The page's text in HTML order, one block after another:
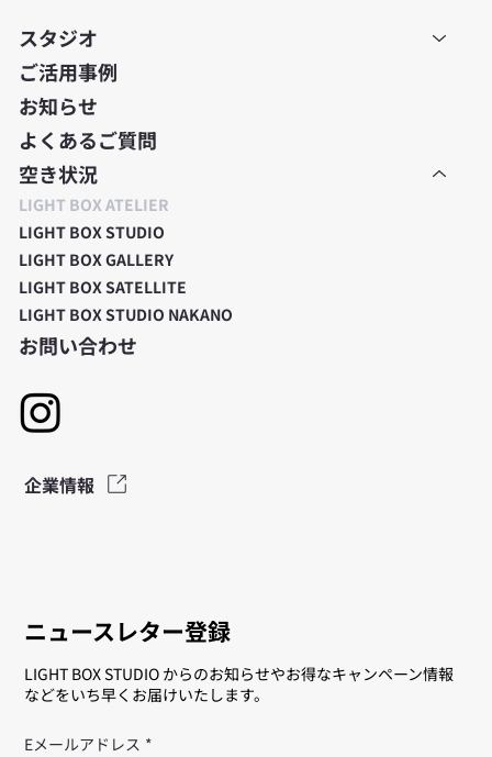
スタジオ
ご活用事例
お知らせ
よくあるご質問
空き状況
LIGHT BOX ATELIER
LIGHT BOX STUDIO
LIGHT BOX GALLERY
LIGHT BOX SATELLITE
LIGHT BOX STUDIO NAKANO
お問い合わせ
企業情報
ニュースレター登録
LIGHT BOX STUDIO からのお知らせやお得なキャンペーン情報
などをいち早くお届けいたします。
Eメールアドレス *